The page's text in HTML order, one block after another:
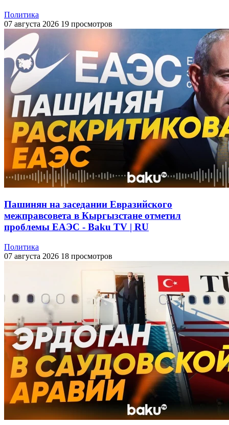
Политика
07 августа 2026 19 просмотров
Пашинян на заседании Евразийского
межправсовета в Кыргызстане отметил
проблемы ЕАЭС - Baku TV | RU
Политика
07 августа 2026 18 просмотров